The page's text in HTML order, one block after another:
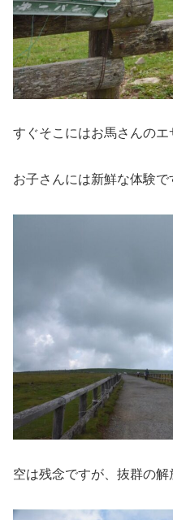
すぐそこにはお馬さんのエ
お子さんには新鮮な体験で
空は残念ですが、抜群の解